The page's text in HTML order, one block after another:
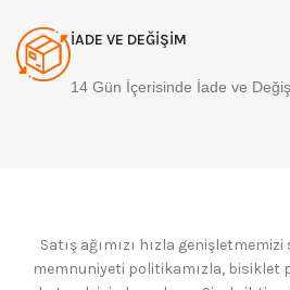
İADE VE DEĞİŞİM
14 Gün İçerisinde İade ve
Satış ağımızı hızla
memnuniyeti politikamızla, bisiklet